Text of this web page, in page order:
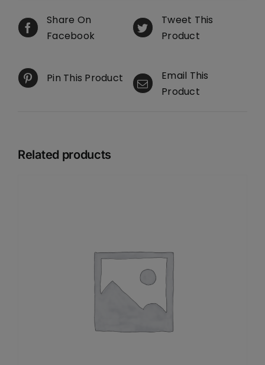
Share On
Facebook
Tweet This
Product
Pin This Product
Email This
Product
Related products